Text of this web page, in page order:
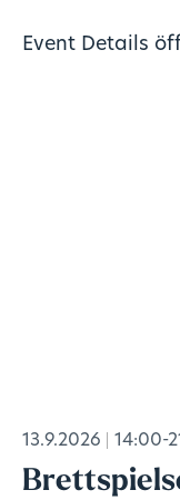
Event Details
13.9.2026 14:00-